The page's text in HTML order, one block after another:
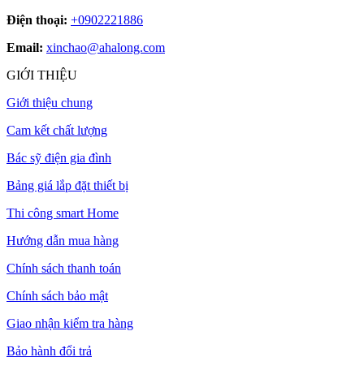
Điện thoại: +0902221886
Email: xinchao@ahalong.com
GIỚI THIỆU
Giới thiệu chung
Cam kết chất lượng
Bác sỹ điện gia đình
Bảng giá lắp đặt thiết bị
Thi công smart Home
Hướng dẫn mua hàng
Chính sách thanh toán
Chính sách bảo mật
Giao nhận kiểm tra hàng
Bảo hành đổi trả